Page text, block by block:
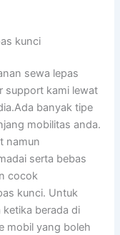
kunci
sewa lepas
support kami lewat
banyak tipe
mobilitas anda.
namun
serta bebas
cocok
kunci. Untuk
berada di
mobil yang boleh